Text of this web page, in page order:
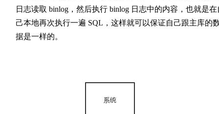
日志读取 binlog，然后执行 binlog 日志中的内容，也就是在
己本地再次执行一遍 SQL，这样就可以保证自己跟主库的
据是一样的。